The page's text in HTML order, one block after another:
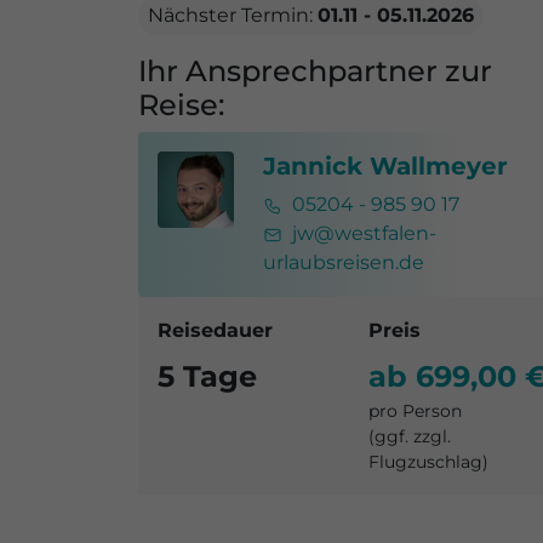
Nächster Termin: 01.11 - 05.11.2026
Ihr Ansprechpartner zur
Reise:
Jannick Wallmeyer
05204 - 985 90 17
jw@westfalen-
urlaubsreisen.de
Reisedauer
5 Tage
Preis
ab 699,00
pro Person
(ggf. zzgl.
Flugzuschlag)